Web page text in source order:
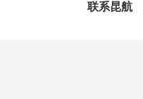
联系昆航